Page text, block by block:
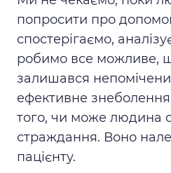
попросити про
спостерігаємо,
робимо все можливе,
залишався
ефективне
того, чи може людина
страждання. Воно
пацієнту.